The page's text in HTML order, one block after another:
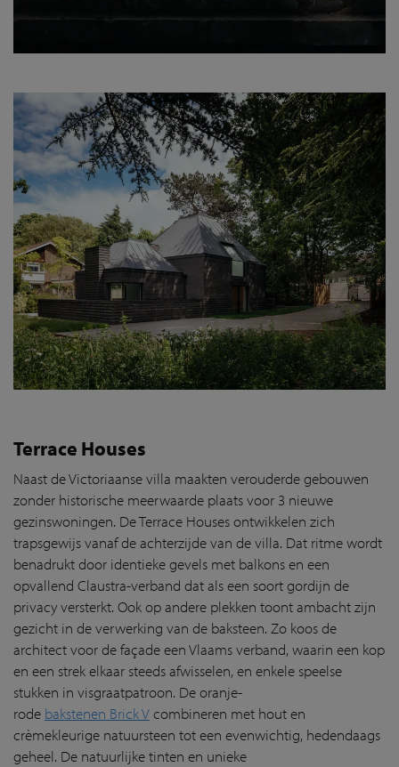
Terrace Houses
Naast de Victoriaanse villa maakten verouderde gebouwen
zonder historische meerwaarde plaats voor 3 nieuwe
gezinswoningen. De Terrace Houses ontwikkelen zich
trapsgewijs vanaf de achterzijde van de villa. Dat ritme wordt
benadrukt door identieke gevels met balkons en een
opvallend Claustra-verband dat als een soort gordijn de
privacy versterkt. Ook op andere plekken toont ambacht zijn
gezicht in de verwerking van de baksteen. Zo koos de
architect voor de façade een Vlaams verband, waarin een kop
en een strek elkaar steeds afwisselen, en enkele speelse
stukken in visgraatpatroon. De oranje-
rode bakstenen Brick Vcombineren met hout en
crèmekleurige natuursteen tot een evenwichtig, hedendaags
geheel. De natuurlijke tinten en unieke